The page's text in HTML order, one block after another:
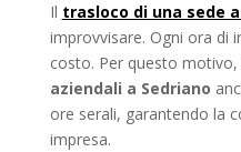
Il trasloco di una sede
improvvisare. Ogni ora di
costo. Per questo motivo,
aziendali a Sedriano
ore serali, garantendo la
impresa.